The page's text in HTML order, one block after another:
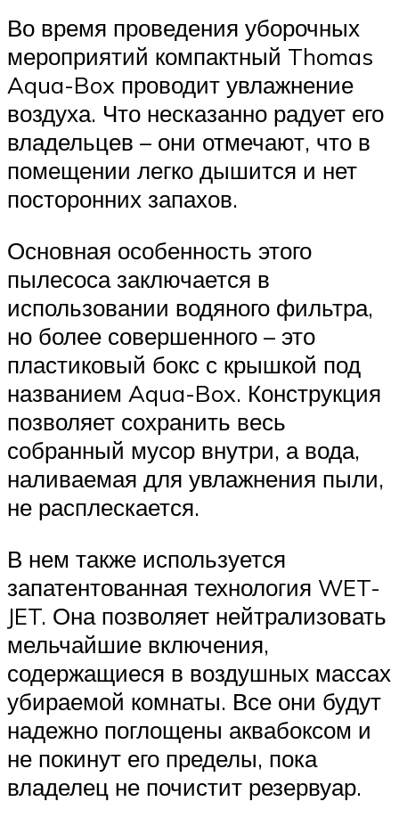
Во время проведения уборочных
мероприятий компактный Thomas
Aqua-Box проводит увлажнение
воздуха. Что несказанно радует его
владельцев – они отмечают, что в
помещении легко дышится и нет
посторонних запахов.
Основная особенность этого
пылесоса заключается в
использовании водяного фильтра,
но более совершенного – это
пластиковый бокс с крышкой под
названием Aqua-Box. Конструкция
позволяет сохранить весь
собранный мусор внутри, а вода,
наливаемая для увлажнения пыли,
не расплескается.
В нем также используется
запатентованная технология WET-
JET. Она позволяет нейтрализовать
мельчайшие включения,
содержащиеся в воздушных массах
убираемой комнаты. Все они будут
надежно поглощены аквабоксом и
не покинут его пределы, пока
владелец не почистит резервуар.